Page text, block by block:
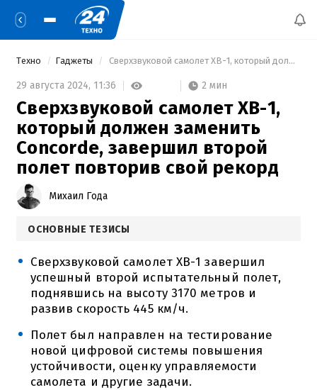
Техно Гаджеты Сверхзвуковой самолет XB-1, который должен заменить Concorde, завершил второй полет повторив свой рекорд
29 августа 2024, 11:36 2 мин
Сверхзвуковой самолет XB-1,
который должен заменить
Concorde, завершил второй
полет повторив свой рекорд
Михаил Года
ОСНОВНЫЕ ТЕЗИСЫ
Сверхзвуковой самолет XB-1 завершил
успешный второй испытательный полет,
поднявшись на высоту 3170 метров и
развив скорость 445 км/ч.
Полет был направлен на тестирование
новой цифровой системы повышения
устойчивости, оценку управляемости
самолета и другие задачи.